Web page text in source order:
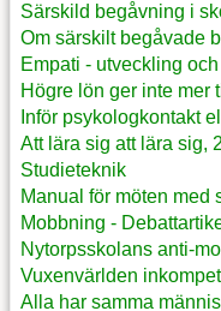
Särskild begåvning i
Om särskilt begåvade
Empati - utveckling
Högre lön ger inte mer
Inför psykologkontakt
Att lära sig att lära sig,
Studieteknik
Manual för möten med
Mobbning -
Nytorpsskolans anti-
Vuxenvärlden
Alla har samma